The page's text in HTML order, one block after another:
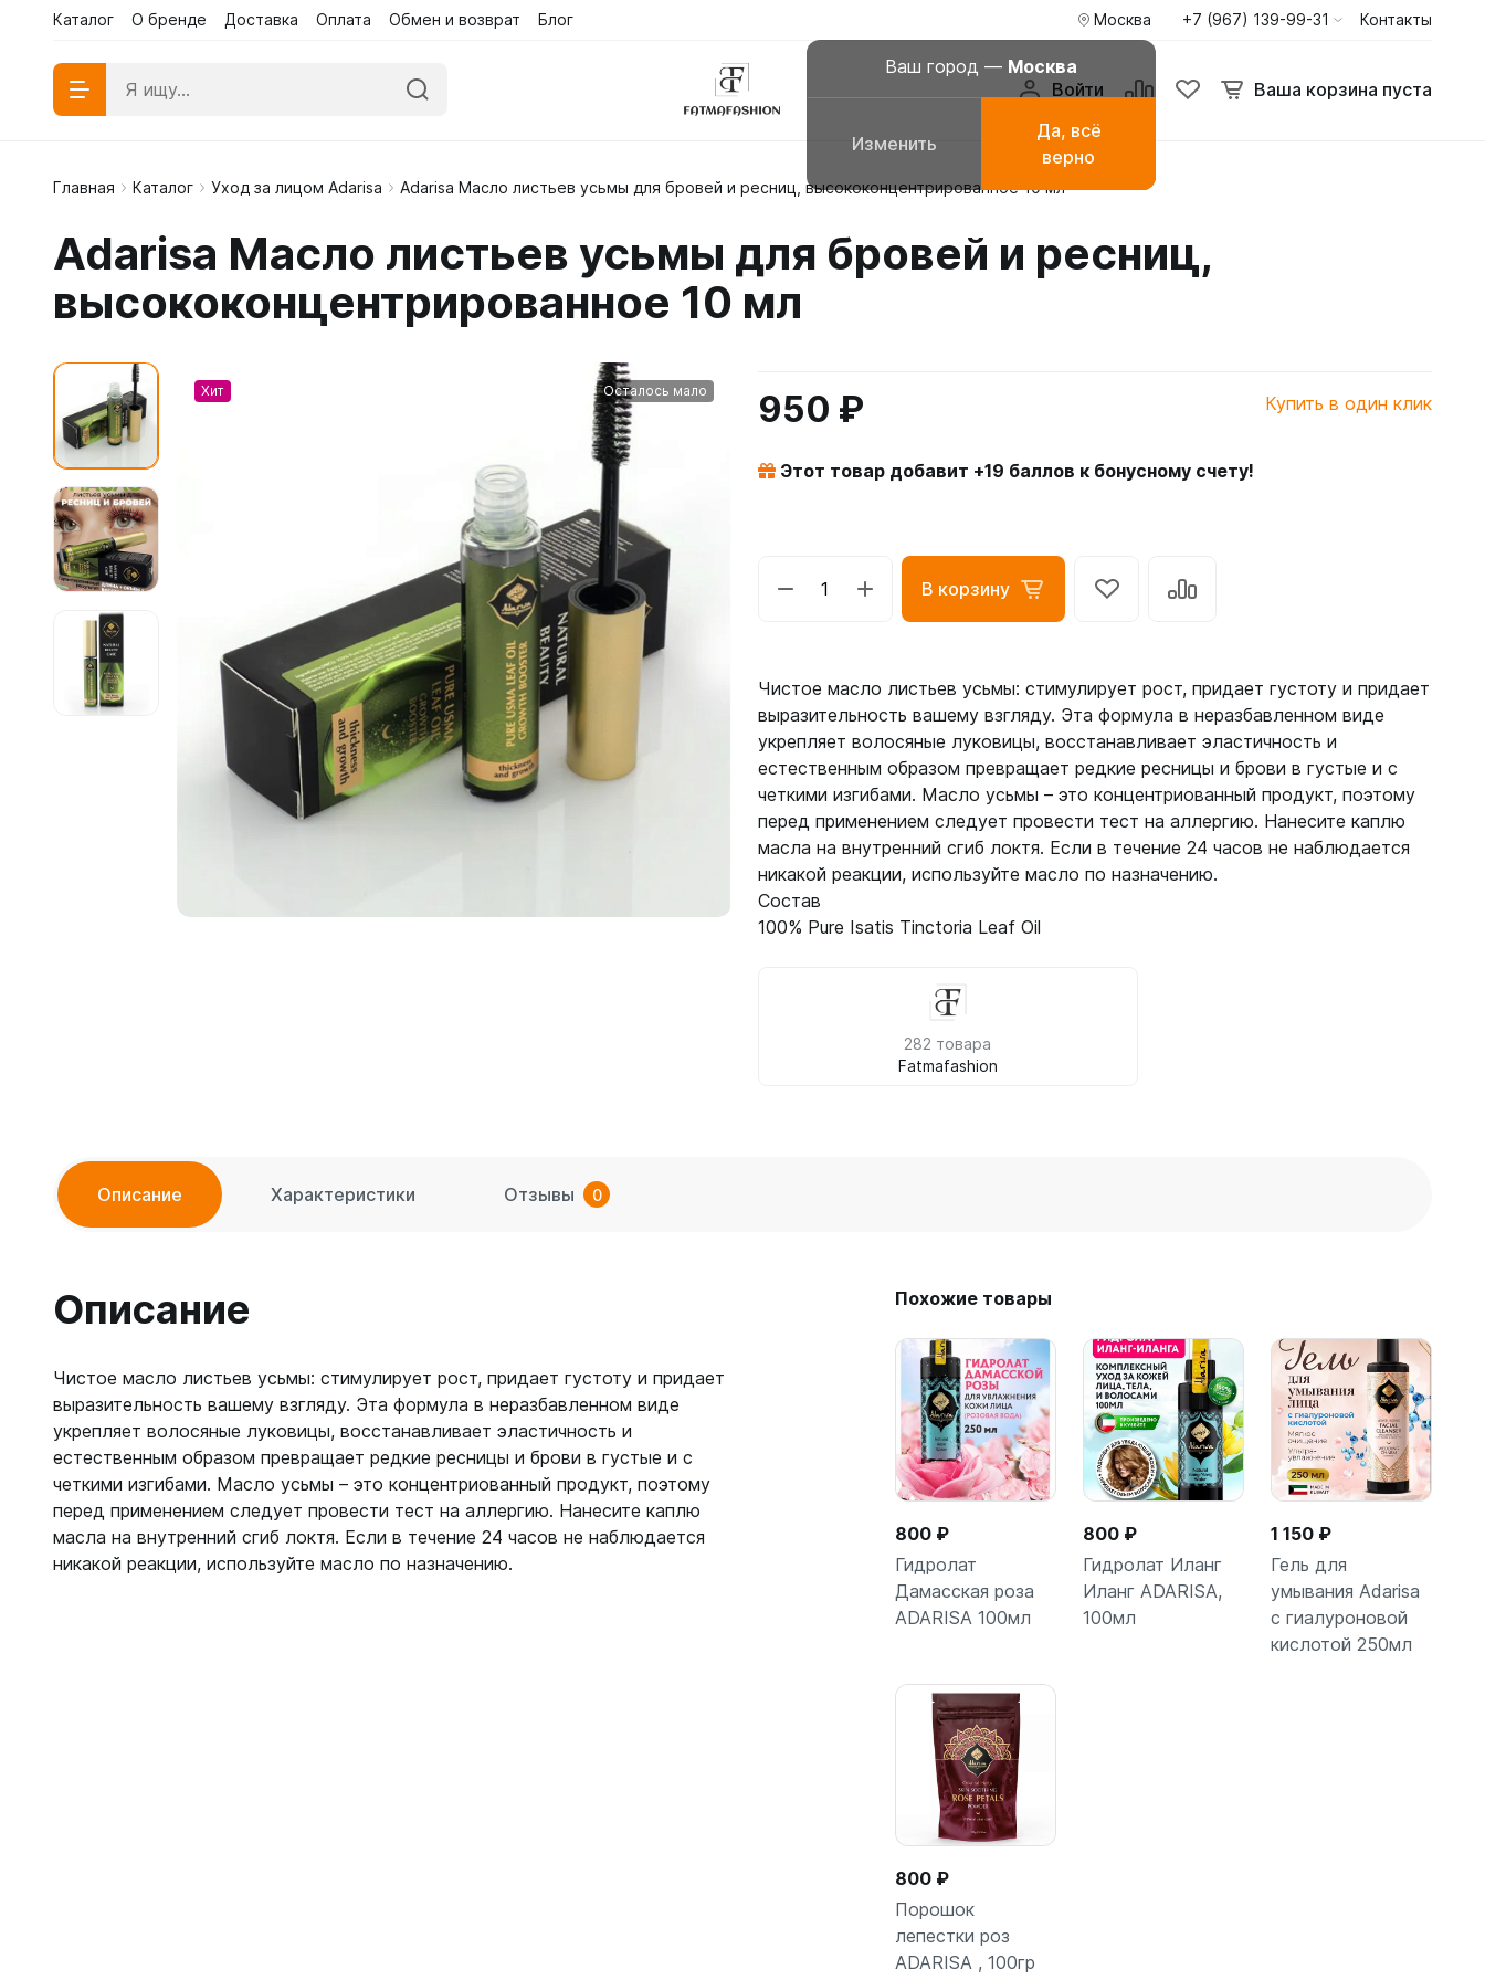
Каталог О бренде Доставка Оплата Обмен и возврат Блог Москва
Ваш город — Москва
Изменить
Да, всё
верно
+7 (967) 139-99-31 Контакты
Войти Ваша корзина пуста
Абаи эксклюзивные платья
Абаи мусульманские платья
Платья повседневные
Платья для молитвы, намаза
Галабеи домашние платья
Женские костюмы
Буркини мусульманские
Туники пиджаки кардиганы
Главная Каталог Уход за лицом Adarisa Adarisa Масло листьев усьмы для бровей и ресниц, высококонцентрированное 10 мл
Adarisa Масло листьев усьмы для бровей и ресниц,
высококонцентрированное 10 мл
Хит Осталось мало 950 ₽ Купить в один клик
Этот товар добавит +19 баллов к бонусному счету!
В корзину
Чистое масло листьев усьмы: стимулирует рост, придает густоту и придает
выразительность вашему взгляду. Эта формула в неразбавленном виде
укрепляет волосяные луковицы, восстанавливает эластичность и
естественным образом превращает редкие ресницы и брови в густые и с
четкими изгибами. Масло усьмы – это концентриованный продукт, поэтому
перед применением следует провести тест на аллергию. Нанесите каплю
масла на внутренний сгиб локтя. Если в течение 24 часов не наблюдается
никакой реакции, используйте масло по назначению.
Состав
100% Pure Isatis Tinctoria Leaf Oil
282 товара
Fatmafashion
Описание Характеристики Отзывы 0
Описание
Чистое масло листьев усьмы: стимулирует рост, придает густоту и придает
выразительность вашему взгляду. Эта формула в неразбавленном виде
укрепляет волосяные луковицы, восстанавливает эластичность и
естественным образом превращает редкие ресницы и брови в густые и с
четкими изгибами. Масло усьмы – это концентриованный продукт, поэтому
перед применением следует провести тест на аллергию. Нанесите каплю
масла на внутренний сгиб локтя. Если в течение 24 часов не наблюдается
никакой реакции, используйте масло по назначению.
Похожие товары
В корзину
800 ₽
Гидролат
Дамасская роза
ADARISA 100мл
В корзину
800 ₽
Гидролат Иланг
Иланг ADARISA,
100мл
В корзину
1 150 ₽
Гель для
умывания Adarisa
с гиалуроновой
кислотой 250мл
В корзину
800 ₽
Порошок
лепестки роз
ADARISA , 100гр